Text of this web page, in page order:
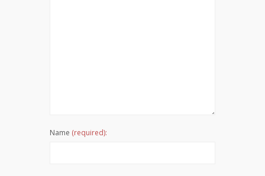
Name (required):